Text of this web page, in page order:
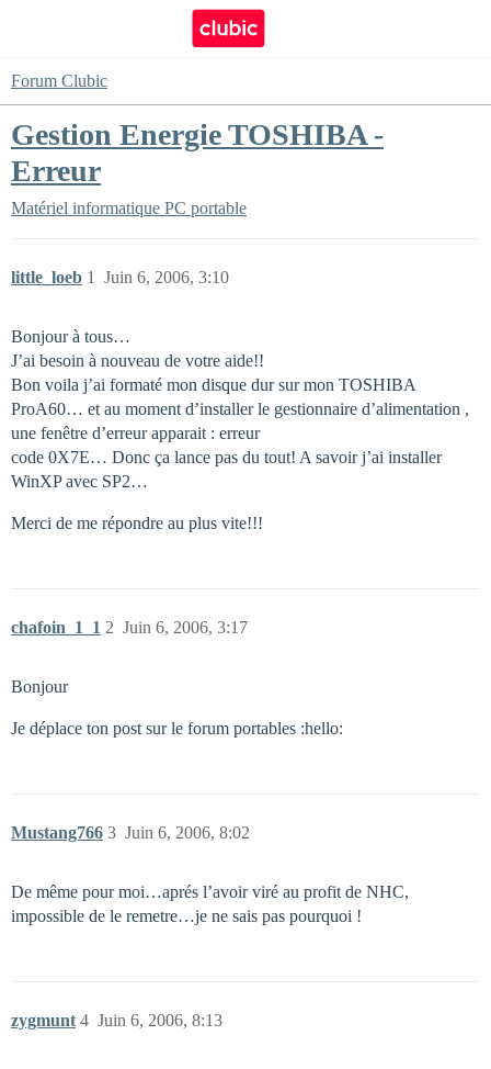
Forum Clubic
Gestion Energie TOSHIBA -
Erreur
Matériel informatique PC portable
little_loeb Juin 6, 2006, 3:10
1
Bonjour à tous…
J’ai besoin à nouveau de votre aide!!
Bon voila j’ai formaté mon disque dur sur mon TOSHIBA
ProA60… et au moment d’installer le gestionnaire d’alimentation ,
une fenêtre d’erreur apparait : erreur
code 0X7E… Donc ça lance pas du tout! A savoir j’ai installer
WinXP avec SP2…
Merci de me répondre au plus vite!!!
chafoin_1_1 Juin 6, 2006, 3:17
2
Bonjour
Je déplace ton post sur le forum portables :hello:
Mustang766 Juin 6, 2006, 8:02
3
De même pour moi…aprés l’avoir viré au profit de NHC,
impossible de le remetre…je ne sais pas pourquoi !
zygmunt Juin 6, 2006, 8:13
4